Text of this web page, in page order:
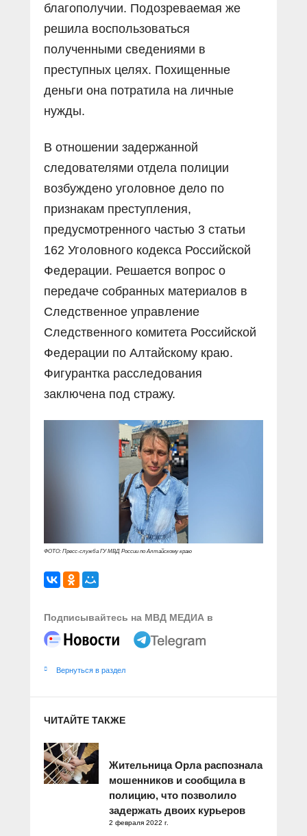
благополучии. Подозреваемая же
решила воспользоваться
полученными сведениями в
преступных целях. Похищенные
деньги она потратила на личные
нужды.
В отношении задержанной
следователями отдела полиции
возбуждено уголовное дело по
признакам преступления,
предусмотренного частью 3 статьи
162 Уголовного кодекса Российской
Федерации. Решается вопрос о
передаче собранных материалов в
Следственное управление
Следственного комитета Российской
Федерации по Алтайскому краю.
Фигурантка расследования
заключена под стражу.
ФОТО: Пресс-служба ГУ МВД России по Алтайскому краю
Подписывайтесь на МВД МЕДИА в
Вернуться в раздел
ЧИТАЙТЕ ТАКЖЕ
Жительница Орла распознала
мошенников и сообщила в
полицию, что позволило
задержать двоих курьеров
2 февраля 2022 г.